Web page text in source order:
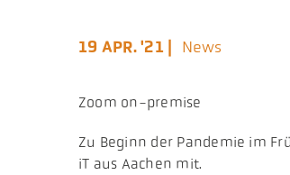
19 APR. '21 | News
Zoom on-premise
Zu Beginn der Pandemie im
iT aus Aachen mit.